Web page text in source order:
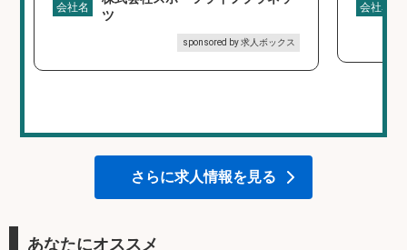
会社名
ツ
sponsored by 求人ボックス
会社名
さらに求人情報を見る
あなたにオススメ